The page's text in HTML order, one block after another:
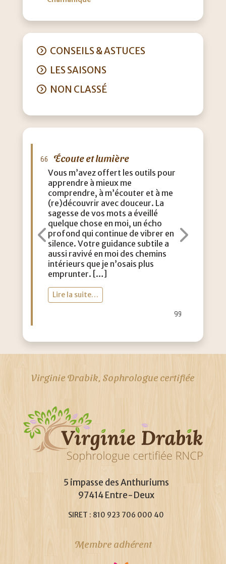
CONSEILS & ASTUCES
LES SAISONS
NON CLASSÉ
Écoute et lumière
Vous m’avez offert les outils pour
apprendre à mieux me
comprendre, à m’écouter et à me
(re)découvrir avec douceur. La
sagesse de vos mots a éveillé
quelque chose en moi, un écho
profond qui continue de vibrer en
silence. Votre guidance subtile a
aussi ravivé en moi des chemins
intérieurs que je n’osais plus
emprunter. […]
Lire la suite…
Précédent
Virginie Drabik, Sophrologue certifiée
5 impasse des Anthuriums
97414 Entre-Deux
SIRET : 810 923 706 000 40
Membre adhérent